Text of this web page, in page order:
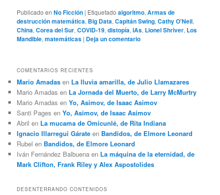
Publicado en No Ficción | Etiquetado algoritmo,Armas de
destrucción matemática, Big Data,Capitán Swing,Cathy O'Neil,
China,Corea del Sur,COVID-19,distopía,IAs, Lionel Shriver, Los
Mandible,matemáticas | Deja un comentario
COMENTARIOS RECIENTES
Mario Amadas en La lluvia amarilla, de Julio Llamazares
Mario Amadas en La Jornada del Muerto, de Larry McMurtry
Mario Amadas enYo, Asimov, de Isaac Asimov
Santi Pages enYo, Asimov, de Isaac Asimov
Abril en La mucama de Omicunlé, de Rita Indiana
Ignacio Illarregui Gárate en Bandidos, de Elmore Leonard
Rubel en Bandidos, de Elmore Leonard
Iván Fernández Balbuena en La máquina de la eternidad, de
Mark Clifton, Frank Riley y Alex Aspostolides
DESENTERRANDO CONTENIDOS